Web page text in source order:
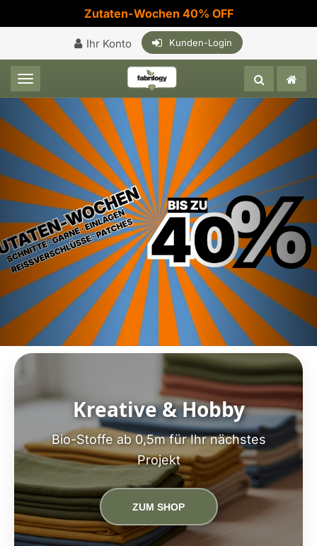
Zutaten-Wochen 40% OFF
Ihr Konto Kunden-Login
Toggle navigation
Kreative & Hobby
Bio-Stoffe ab 0,5m für Ihr nächstes
Projekt
ZUM SHOP